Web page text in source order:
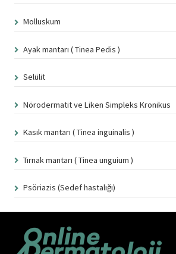
Molluskum
Ayak mantarı ( Tinea Pedis )
Selülit
Nörodermatit ve Liken Simpleks Kronikus
Kasık mantarı ( Tinea inguinalis )
Tırnak mantarı ( Tinea unguium )
Psöriazis (Sedef hastalığı)